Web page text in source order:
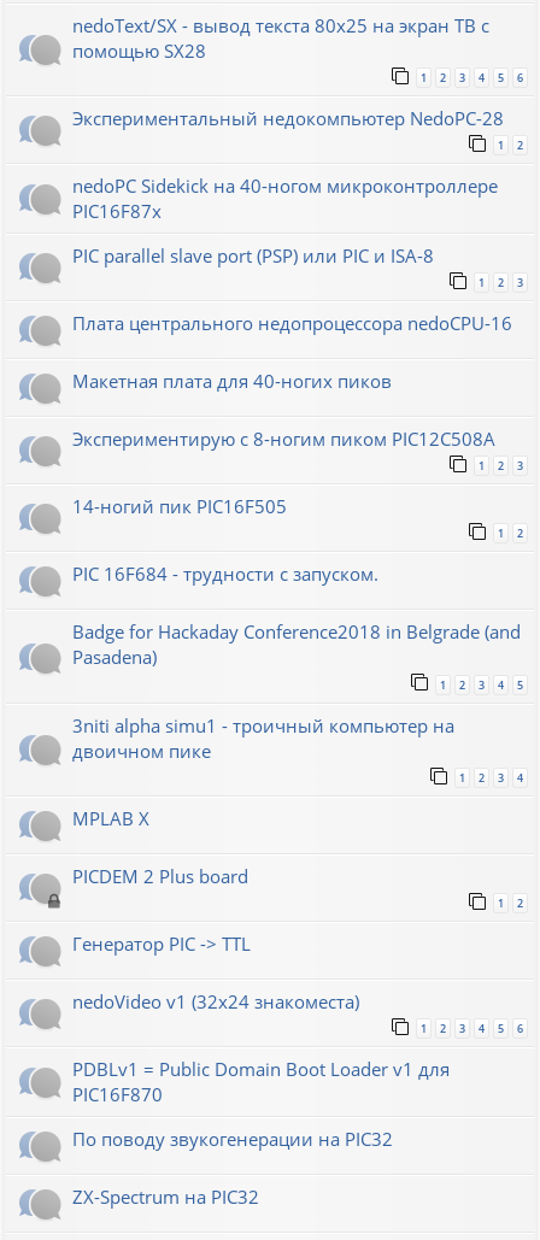
nedoText/SX - вывод текста 80x25 на экран ТВ с
помощью SX28
1 2 3 4 5 6
Экспериментальный недокомпьютер NedoPC-28
1 2
nedoPC Sidekick на 40-ногом микроконтроллере
PIC16F87x
PIC parallel slave port (PSP) или PIC и ISA-8
1 2 3
Плата центрального недопроцессора nedoCPU-16
Макетная плата для 40-ногих пиков
Экспериментирую с 8-ногим пиком PIC12C508A
1 2 3
14-ногий пик PIC16F505
1 2
PIC 16F684 - трудности с запуском.
Badge for Hackaday Conference2018 in Belgrade (and
Pasadena)
1 2 3 4 5
3niti alpha simu1 - троичный компьютер на
двоичном пике
1 2 3 4
MPLAB X
PICDEM 2 Plus board
1 2
Генератор РIС -> TTL
nedoVideo v1 (32x24 знакоместа)
1 2 3 4 5 6
PDBLv1 = Public Domain Boot Loader v1 для
PIC16F870
По поводу звукогенерации на PIC32
ZX-Spectrum на PIC32